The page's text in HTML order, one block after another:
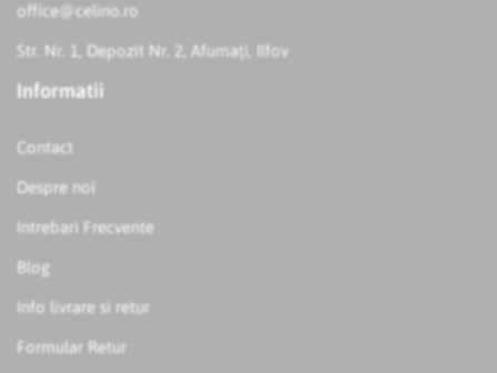
office@celino.ro
Str. Nr. 1, Depozit Nr. 2, Afumați, Ilfov
Informatii
Contact
Despre noi
Intrebari Frecvente
Blog
Info livrare si retur
Formular Retur